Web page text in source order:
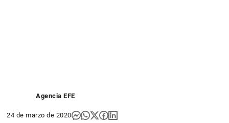
Agencia EFE
24 de marzo de 2020